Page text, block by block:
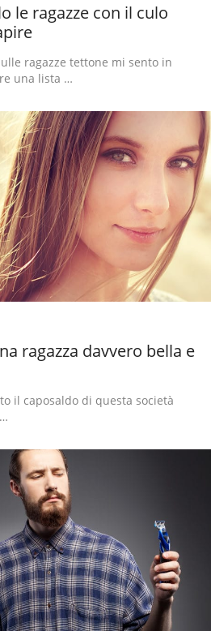
le ragazze con il culo
ragazze tettone mi sento in
una lista …
ragazza davvero bella e
il caposaldo di questa società